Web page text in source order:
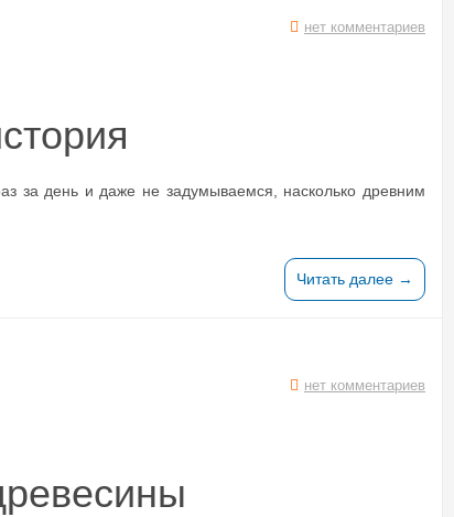
нет комментариев
за день и даже не задумываемся, насколько древним
Читать далее →
нет комментариев